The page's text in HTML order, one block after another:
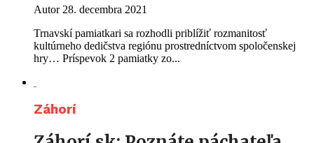
Autor 28. decembra 2021
Trnavskí pamiatkari sa rozhodli priblížiť rozmanitosť
kultúrneho dedičstva regiónu prostredníctvom spoločenskej
hry… Príspevok 2 pamiatky zo...
Záhorí